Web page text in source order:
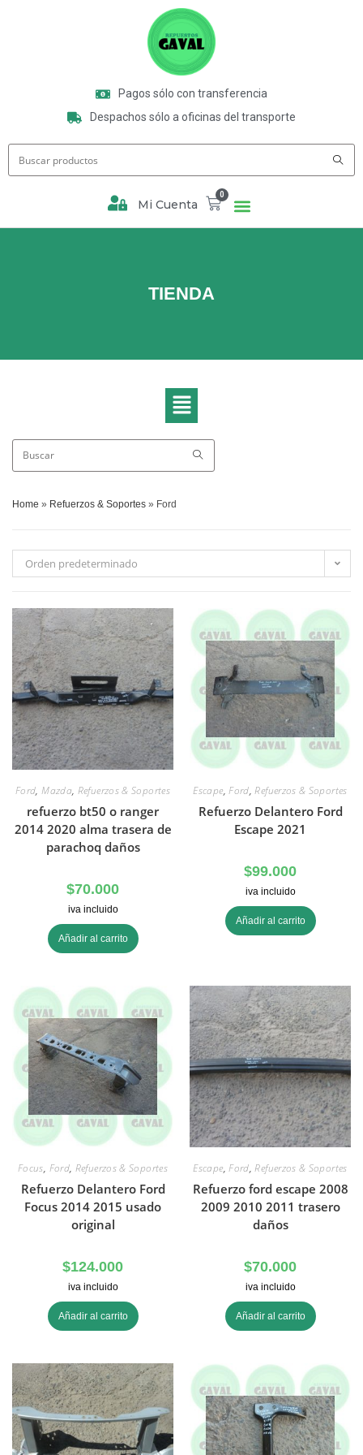
Pagos sólo con transferencia
Despachos sólo a oficinas del transporte
Mi Cuenta
0
TIENDA
Home » Refuerzos & Soportes » Ford
Orden predeterminado
Ford,Mazda, Refuerzos & Soportes
refuerzo bt50 o ranger
2014 2020 alma trasera de
parachoq daños
$70.000
iva incluido
Añadir al carrito
Escape,Ford,Refuerzos & Soportes
Refuerzo Delantero Ford
Escape 2021
$99.000
iva incluido
Añadir al carrito
Focus, Ford, Refuerzos & Soportes
Refuerzo Delantero Ford
Focus 2014 2015 usado
original
$124.000
iva incluido
Añadir al carrito
Escape,Ford,Refuerzos & Soportes
Refuerzo ford escape 2008
2009 2010 2011 trasero
daños
$70.000
iva incluido
Añadir al carrito